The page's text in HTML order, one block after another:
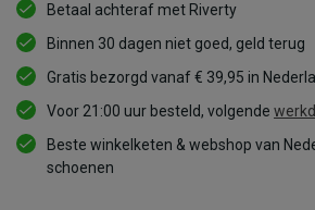
Betaal achteraf met Riverty
Binnen 30 dagen niet goed, geld terug
Gratis bezorgd vanaf € 39,95 in
Voor 21:00 uur besteld, volgende
Beste winkelketen & webshop van
schoenen